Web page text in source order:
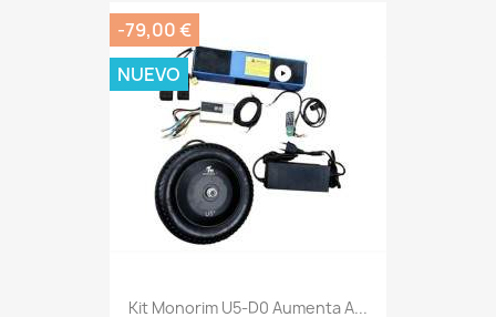
Kit Monorim U5-D0 Aumenta A...
-79,00 €
NUEVO